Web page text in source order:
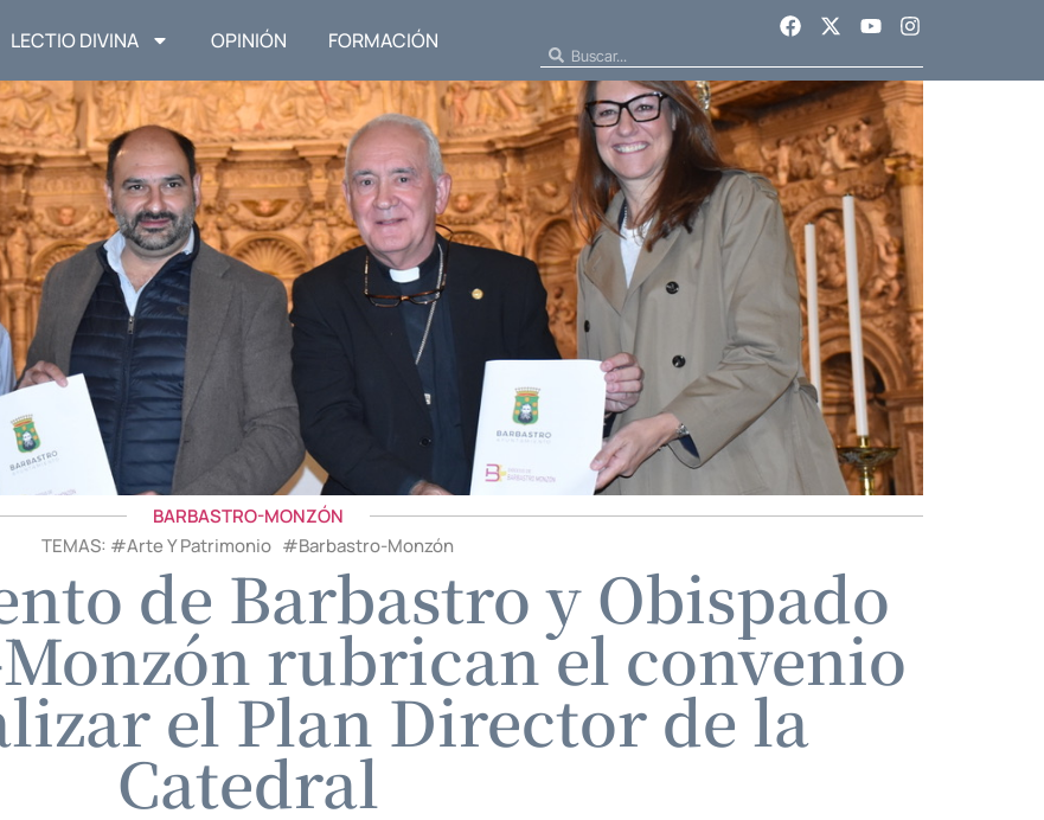
LECTIO DIVINA OPINIÓN FORMACIÓN
BARBASTRO-MONZÓN
TEMAS: #Arte Y Patrimonio #Barbastro-Monzón
de Barbastro y Obispado
rubrican el convenio
el Plan Director de la
Catedral